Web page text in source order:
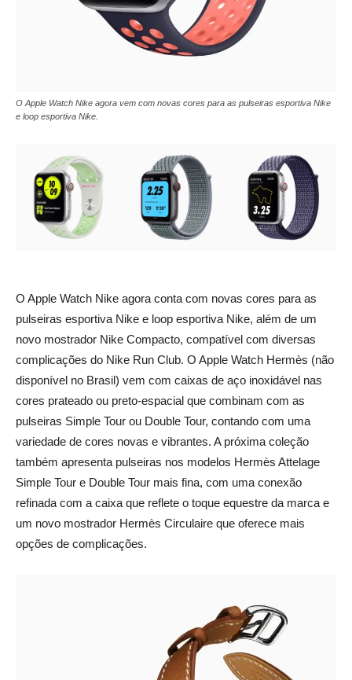
O Apple Watch Nike agora vem com novas cores para as pulseiras esportiva Nike
e loop esportiva Nike.
O Apple Watch Nike agora conta com novas cores para as
pulseiras esportiva Nike e loop esportiva Nike, além de um
novo mostrador Nike Compacto, compatível com diversas
complicações do Nike Run Club. O Apple Watch Hermès (não
disponível no Brasil) vem com caixas de aço inoxidável nas
cores prateado ou preto-espacial que combinam com as
pulseiras Simple Tour ou Double Tour, contando com uma
variedade de cores novas e vibrantes. A próxima coleção
também apresenta pulseiras nos modelos Hermès Attelage
Simple Tour e Double Tour mais fina, com uma conexão
refinada com a caixa que reflete o toque equestre da marca e
um novo mostrador Hermès Circulaire que oferece mais
opções de complicações.